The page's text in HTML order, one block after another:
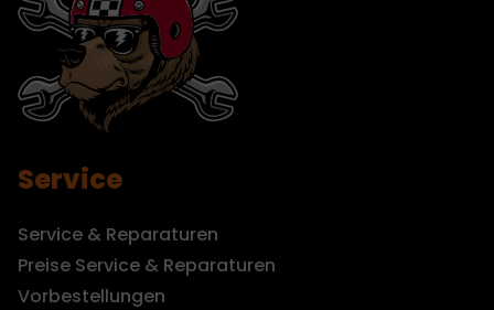
Service
Service & Reparaturen
Preise Service & Reparaturen
Vorbestellungen